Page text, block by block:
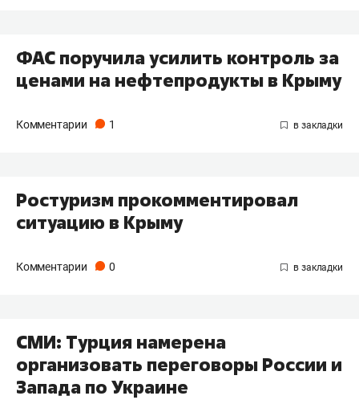
ФАС поручила усилить контроль за
ценами на нефтепродукты в Крыму
Комментарии 1
Ростуризм прокомментировал
ситуацию в Крыму
Комментарии 0
СМИ: Турция намерена
организовать переговоры России и
Запада по Украине